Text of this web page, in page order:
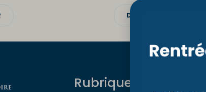
DÉCOUVRIR
Rubriques